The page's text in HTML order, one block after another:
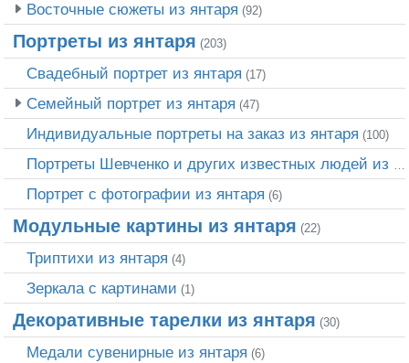
Восточные сюжеты из янтаря (92)
Портреты из янтаря (203)
Свадебный портрет из янтаря (17)
Семейный портрет из янтаря (47)
Индивидуальные портреты на заказ из янтаря (100)
Портреты Шевченко и других известных людей из янтаря
Портрет c фотографии из янтаря (6)
Модульные картины из янтаря (22)
Триптихи из янтаря (4)
Зеркала с картинами (1)
Декоративные тарелки из янтаря (30)
Медали сувенирные из янтаря (6)